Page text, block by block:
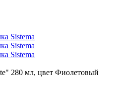
280 мл, цвет Фиолетовый